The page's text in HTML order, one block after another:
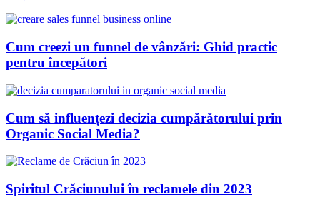
Cum creezi un funnel de vânzări: Ghid practic
pentru începători
Cum să influențezi decizia cumpărătorului prin
Organic Social Media?
Spiritul Crăciunului în reclamele din 2023